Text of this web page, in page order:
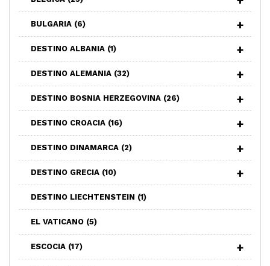
BULGARIA (6)
DESTINO ALBANIA (1)
DESTINO ALEMANIA (32)
DESTINO BOSNIA HERZEGOVINA (26)
DESTINO CROACIA (16)
DESTINO DINAMARCA (2)
DESTINO GRECIA (10)
DESTINO LIECHTENSTEIN (1)
EL VATICANO (5)
ESCOCIA (17)